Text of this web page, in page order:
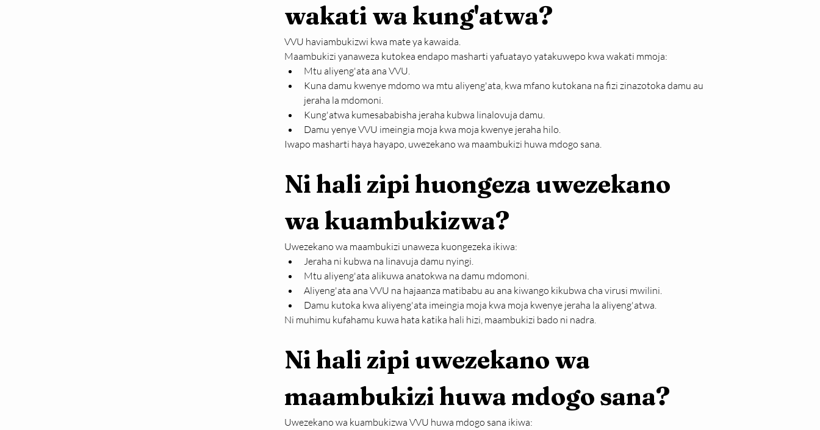
wakati wa kung'atwa?
VVU haviambukizwi kwa mate ya kawaida.
Maambukizi yanaweza kutokea endapo masharti yafuatayo yatakuwepo kwa wakati mmoja:
Mtu aliyeng'ata ana VVU.
Kuna damu kwenye mdomo wa mtu aliyeng'ata, kwa mfano kutokana na fizi zinazotoka damu au
jeraha la mdomoni.
Kung'atwa kumesababisha jeraha kubwa linalovuja damu.
Damu yenye VVU imeingia moja kwa moja kwenye jeraha hilo.
Iwapo masharti haya hayapo, uwezekano wa maambukizi huwa mdogo sana.
Ni hali zipi huongeza uwezekano
wa kuambukizwa?
Uwezekano wa maambukizi unaweza kuongezeka ikiwa:
Jeraha ni kubwa na linavuja damu nyingi.
Mtu aliyeng'ata alikuwa anatokwa na damu mdomoni.
Aliyeng'ata ana VVU na hajaanza matibabu au ana kiwango kikubwa cha virusi mwilini.
Damu kutoka kwa aliyeng'ata imeingia moja kwa moja kwenye jeraha la aliyeng'atwa.
Ni muhimu kufahamu kuwa hata katika hali hizi, maambukizi bado ni nadra.
Ni hali zipi uwezekano wa
maambukizi huwa mdogo sana?
Uwezekano wa kuambukizwa VVU huwa mdogo sana ikiwa: